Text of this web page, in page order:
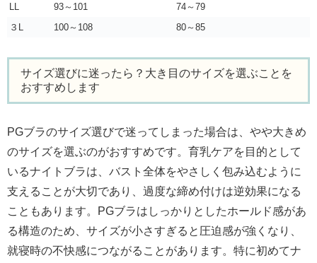
LL
93～101
74～79
３L
100～108 80～85
サイズ選びに迷ったら？大き目のサイズを選ぶことを
おすすめします
PGブラのサイズ選びで迷ってしまった場合は、やや大きめ
のサイズを選ぶのがおすすめです。育乳ケアを目的として
いるナイトブラは、バスト全体をやさしく包み込むように
支えることが大切であり、過度な締め付けは逆効果になる
こともあります。PGブラはしっかりとしたホールド感があ
る構造のため、サイズが小さすぎると圧迫感が強くなり、
就寝時の不快感につながることがあります。特に初めてナ